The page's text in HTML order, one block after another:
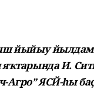
йыйыу йылдам
И.
Агро” ЯСЙ-һы